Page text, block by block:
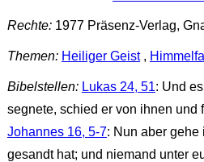
Rechte:1977 Präsenz-Verlag,
Themen: Heiliger Geist,
Bibelstellen: Lukas 24, 51: Und
segnete, schied er von ihnen und
Johannes 16, 5-7: Nun aber gehe
gesandt hat; und niemand unter